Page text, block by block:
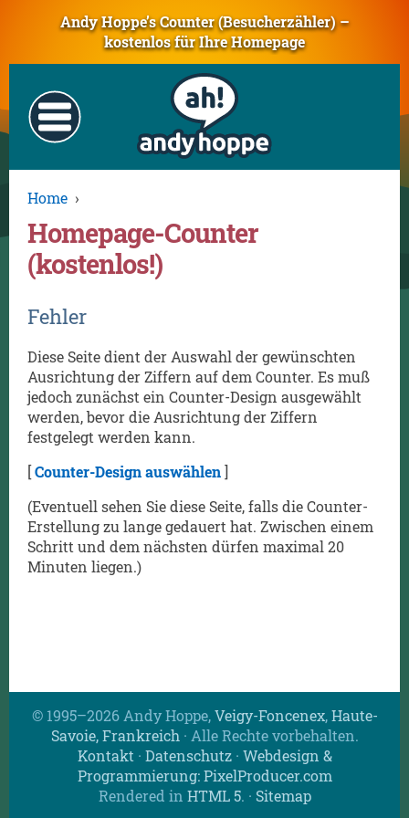
Andy Hoppe’s Counter (Besucherzähler) –
kostenlos für Ihre Homepage
Home ›
Homepage-Counter
(kostenlos!)
Fehler
Diese Seite dient der Auswahl der gewünschten
Ausrichtung der Ziffern auf dem Counter. Es muß
jedoch zunächst ein Counter-Design ausgewählt
werden, bevor die Ausrichtung der Ziffern
festgelegt werden kann.
[Counter-Design auswählen]
(Eventuell sehen Sie diese Seite, falls die Counter-
Erstellung zu lange gedauert hat. Zwischen einem
Schritt und dem nächsten dürfen maximal 20
Minuten liegen.)
© 1995–2026 Andy Hoppe,Veigy-Foncenex,Haute-
Savoie, Frankreich · Alle Rechte vorbehalten.
Kontakt · Datenschutz· Webdesign &
Programmierung: PixelProducer.com
Rendered in HTML 5. · Sitemap